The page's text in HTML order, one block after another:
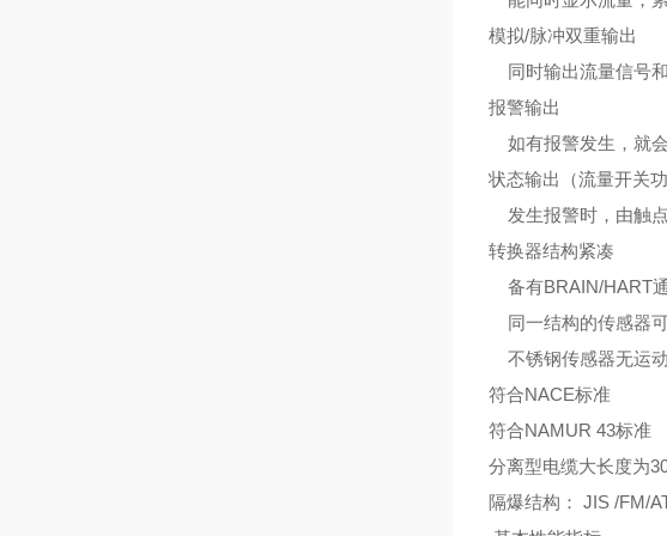
模拟/脉冲双重输出
同时输出流量信号
报警输出
如有报警发生，就会
状态输出（流量开关功
发生报警时，由触点
转换器结构紧凑
备有BRAIN/HART
同一结构的传感器
不锈钢传感器无运
符合NACE标准
符合NAMUR 43标准
分离型电缆大长度为
隔爆结构： JIS /FM/